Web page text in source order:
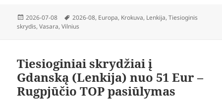
Paskelbta
2026-07-08 Žymos
2026-08, Europa, Krokuva, Lenkija,Tiesioginis
skrydis,Vasara,Vilnius
Tiesioginiai skrydžiai į
Gdanską (Lenkija) nuo 51 Eur –
Rugpjūčio TOP pasiūlymas